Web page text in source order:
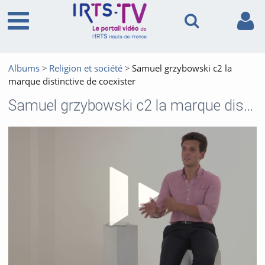
Albums Religion et société
Samuel grzybowski c2 la
marque distinctive de coexister
Samuel grzybowski c2 la marque distinctive de coexister